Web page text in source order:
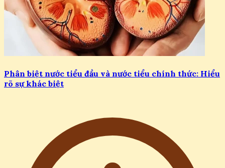
Phân biệt nước tiểu đầu và nước tiểu chính thức: Hiểu
rõ sự khác biệt